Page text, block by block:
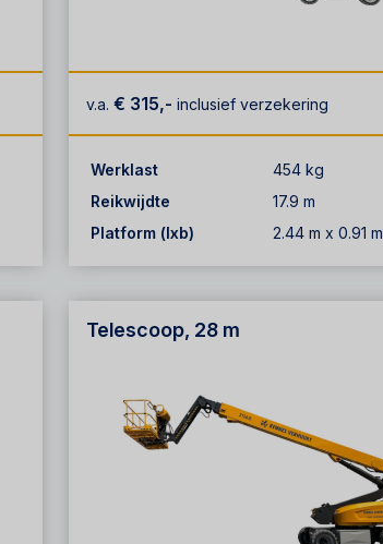
v.a. € 315,- inclusief verzekering
Werklast
454 kg
Reikwijdte
17.9 m
Platform (lxb)
2.44 m x 0.91 m
Telescoop, 28 m